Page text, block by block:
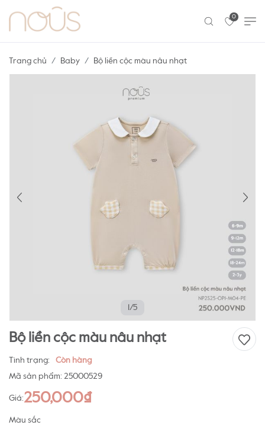
0
Trang chủ Baby Bộ liền cộc màu nâu nhạt
1/5
Bộ liền cộc màu nâu nhạt
Tình trạng:
Còn hàng
Mã sản phẩm: 25000529
Giá:250,000₫
Màu sắc